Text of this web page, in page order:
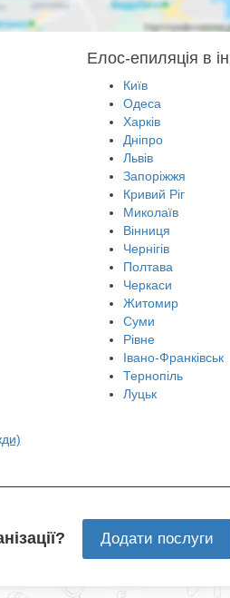
Елос-епиляція в
Київ
Одеса
Харків
Дніпро
Львів
Запоріжжя
Кривий Ріг
Миколаїв
Вінниця
Чернігів
Полтава
Черкаси
Житомир
Суми
Рівне
Івано-Франківськ
Тернопіль
Луцьк
Додати послуги